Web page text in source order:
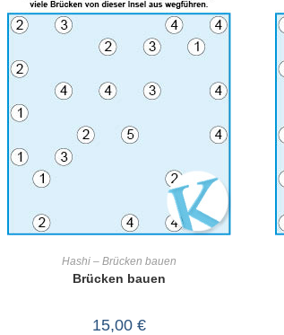
Hashi – Brücken bauen
Brücken bauen
15,00 €